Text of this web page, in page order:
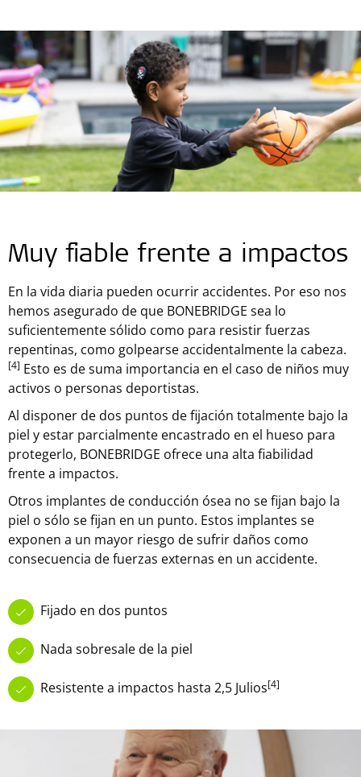
Muy fiable frente a impactos
En la vida diaria pueden ocurrir accidentes. Por eso nos
hemos asegurado de que BONEBRIDGE sea lo
suficientemente sólido como para resistir fuerzas
repentinas, como golpearse accidentalmente la cabeza.
[4] Esto es de suma importancia en el caso de niños muy
activos o personas deportistas.
Al disponer de dos puntos de fijación totalmente bajo la
piel y estar parcialmente encastrado en el hueso para
protegerlo, BONEBRIDGE ofrece una alta fiabilidad
frente a impactos.
Otros implantes de conducción ósea no se fijan bajo la
piel o sólo se fijan en un punto. Estos implantes se
exponen a un mayor riesgo de sufrir daños como
consecuencia de fuerzas externas en un accidente.
Fijado en dos puntos
Nada sobresale de la piel
Resistente a impactos hasta 2,5 Julios[4]